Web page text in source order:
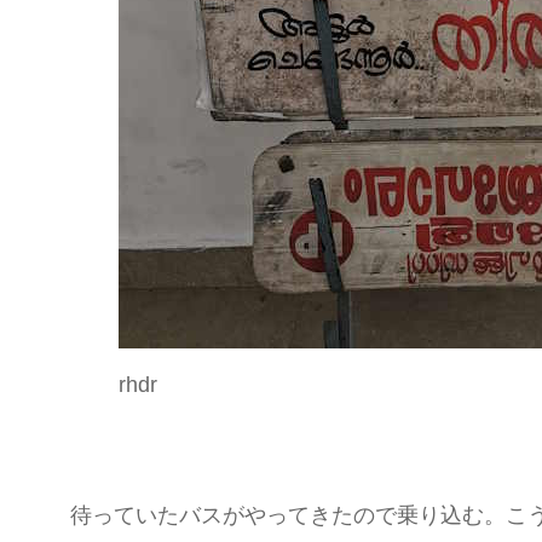
rhdr
待っていたバスがやってきたので乗り込む。